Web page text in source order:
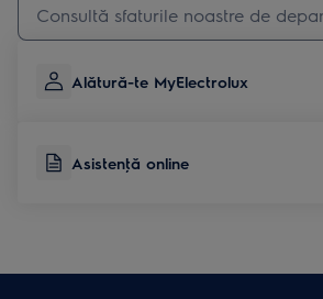
Alătură-te MyElectrolux
Asistenţă online